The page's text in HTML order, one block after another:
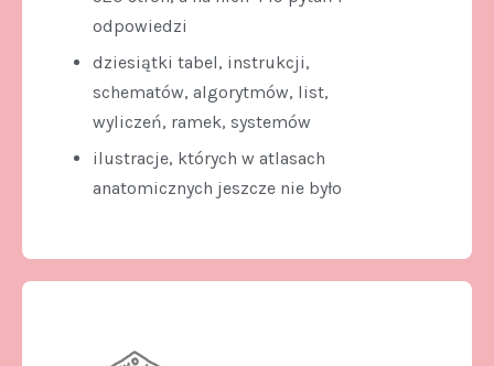
odpowiedzi
dziesiątki tabel, instrukcji,
schematów, algorytmów, list,
wyliczeń, ramek, systemów
ilustracje, których w atlasach
anatomicznych jeszcze nie było